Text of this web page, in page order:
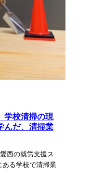
学校清掃の現
んだ、清掃業
西の就労支援ス
ある学校で清掃業